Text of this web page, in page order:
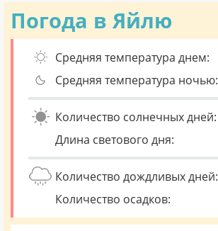
Погода в Яйлю
Средняя температура днем:
Средняя температура ночью:
Количество солнечных дней:
Длина светового дня:
Количество дождливых дней:
Количество осадков: